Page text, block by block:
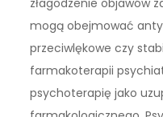
złagodzenie objawów
mogą obejmować
przeciwlękowe czy
farmakoterapii
psychoterapię jako